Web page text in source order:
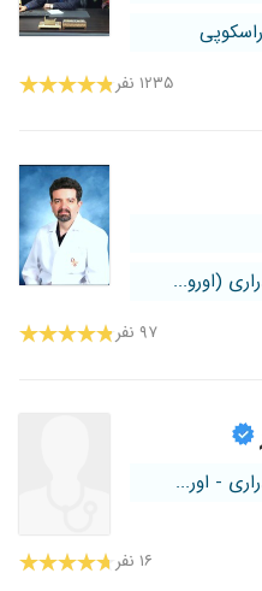
۱۲۳۵ نفر
(اورو...
۹۷ نفر
- اور...
۱۶ نفر